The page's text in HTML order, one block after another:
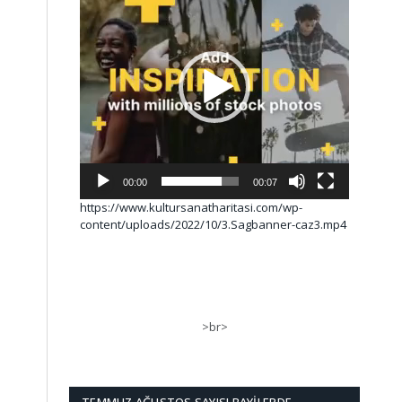
00:00 00:07
https://www.kultursanatharitasi.com/wp-
content/uploads/2022/10/3.Sagbanner-caz3.mp4
>br>